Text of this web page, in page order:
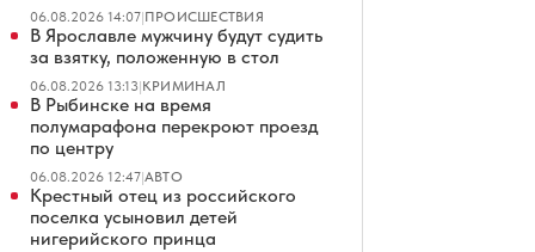
06.08.2026 14:07|ПРОИСШЕСТВИЯ
В Ярославле мужчину будут судить
за взятку, положенную в стол
06.08.2026 13:13|КРИМИНАЛ
В Рыбинске на время
полумарафона перекроют проезд
по центру
06.08.2026 12:47|АВТО
Крестный отец из российского
поселка усыновил детей
нигерийского принца